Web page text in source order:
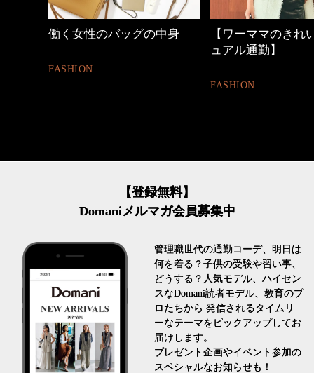
く女性のバッグの中身
【ワーママのきれいめカジ
ュアル通勤】
【登録無料】
Domaniメルマガ会員募集中
管理職世代の通勤コーデ、明日は
何を着る？子供の受験や習い事、
どうする？人気モデル、ハイセン
スなDomani読者モデル、教育のプ
ロたちから 発信されるタイムリ
ーなテーマをピックアップしてお
届けします。
プレゼント企画やイベント参加の
スペシャルなお知らせも！